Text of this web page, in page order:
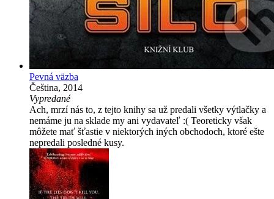
Pevná väzba
Čeština, 2014
Vypredané
Ach, mrzí nás to, z tejto knihy sa už predali všetky výtlačky a
nemáme ju na sklade my ani vydavateľ :( Teoreticky však
môžete mať šťastie v niektorých iných obchodoch, ktoré ešte
nepredali posledné kusy.